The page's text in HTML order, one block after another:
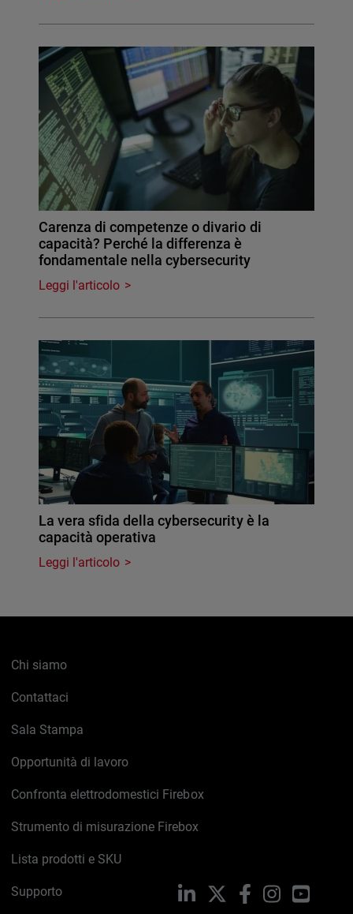
Carenza di competenze o divario di
capacità? Perché la differenza è
fondamentale nella cybersecurity
Leggi l'articolo
La vera sfida della cybersecurity è la
capacità operativa
Leggi l'articolo
Chi siamo
Contattaci
Sala Stampa
Opportunità di lavoro
Confronta elettrodomestici Firebox
Strumento di misurazione Firebox
Lista prodotti e SKU
Supporto LinkedIn FacebookInstagram